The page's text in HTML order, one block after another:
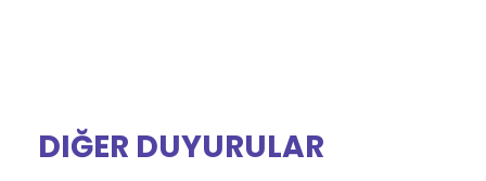
DIĞER DUYURULAR